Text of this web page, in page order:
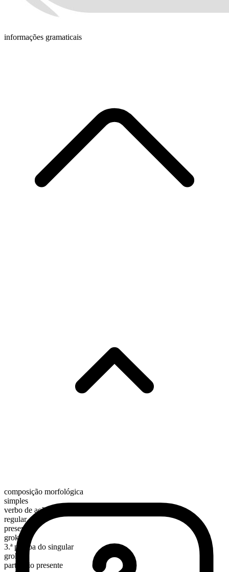
informações gramaticais
composição morfológica
simples
verbo de ação
regular
presente
grok
3.ª pessoa do singular
groks
particípio presente